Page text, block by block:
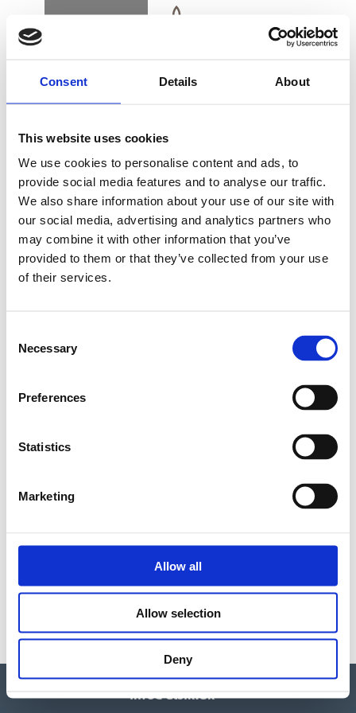
Consent Details About
This website uses cookies
We use cookies to personalise content and ads, to
provide social media features and to analyse our traffic.
We also share information about your use of our site with
our social media, advertising and analytics partners who
may combine it with other information that you’ve
provided to them or that they’ve collected from your use
of their services.
Selection
Necessary
Preferences
Statistics
Marketing
Allow all
Allow selection
Deny
BOOK DK EN DE
SPA MANICURE
Forkæl din hænder med en skøn spa manicure,
hvor vi benytter CND`S Pro Skin Care serie &
Spa Manicure 45 min./kr. 595
Spa Manicure inkl. lakering med Shellac (1 farve)
60 min./kr. 795
Produkterne er formuleret med Prebiotic
Complex, som har naturlig oprindelse og hjælper
med at styrke hudens naturlige forsvar. Formlerne
indeholder også en blanding af naturlige
ingredienser, såsom fugtgivende avocadoolie,
revitaliserende E-vitamin og nærende sheasmør –
som efterlader din hud blød og gennemfugtet.
Vi har skiftet mailadresse: Kontakt os på
info@alsik.dk